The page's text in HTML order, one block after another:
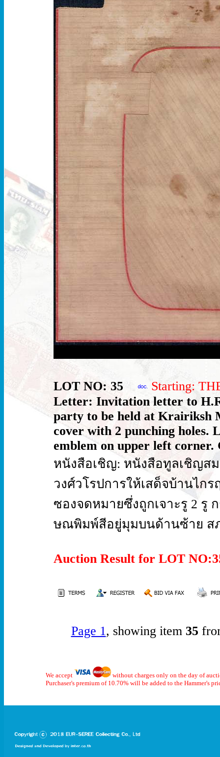
LOT NO: 35
Starting:
Letter: Invitation letter to
party to be held at Krairiksh
cover with 2 punching holes.
emblem on upper left
หนังสือเชิญ: หนังสือทูลเชิญสม
วงศ์วโรปการให้เสด็จบ้านไก
ซองจดหมายซึ่งถูกเจาะรู 2 รู
ษณพิมพ์สีอยู่มุมบนด้านซ้าย ส
Auction Result for LOT
Page 1, showing item 35
We accept
without charges only on the day of
Purchaser's premium of 10.70% will be added to the Hammer's